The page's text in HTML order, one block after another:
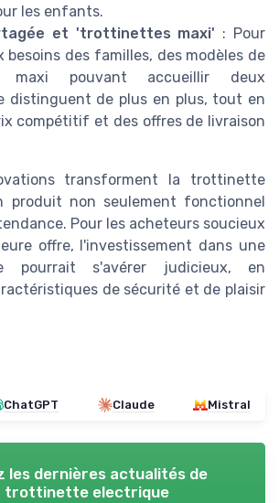
les enfants.
et 'trottinettes maxi' : Pour
besoins des familles, des modèles de
maxi pouvant accueillir deux
distinguent de plus en plus, tout en
compétitif et des offres de livraison
transforment la trottinette
produit non seulement fonctionnel
Pour les acheteurs soucieux
offre, l'investissement dans une
pourrait s'avérer judicieux, en
de sécurité et de plaisir
ChatGPT Claude Mistral
les dernières actualités de
trottinette electrique